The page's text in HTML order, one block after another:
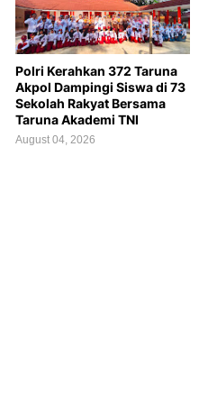
Polri Kerahkan 372 Taruna
Akpol Dampingi Siswa di 73
Sekolah Rakyat Bersama
Taruna Akademi TNI
August 04, 2026